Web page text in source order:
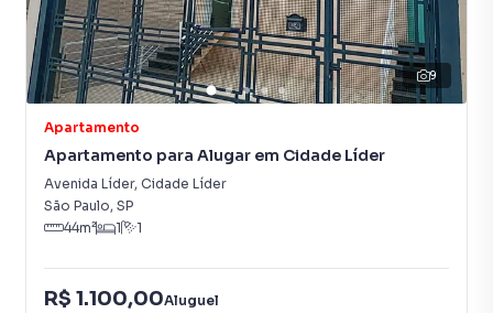
9
Apartamento
Apartamento para Alugar em Cidade Líder
Avenida Líder, Cidade Líder
São Paulo, SP
44m² 1 1
R$ 1.100,00Aluguel